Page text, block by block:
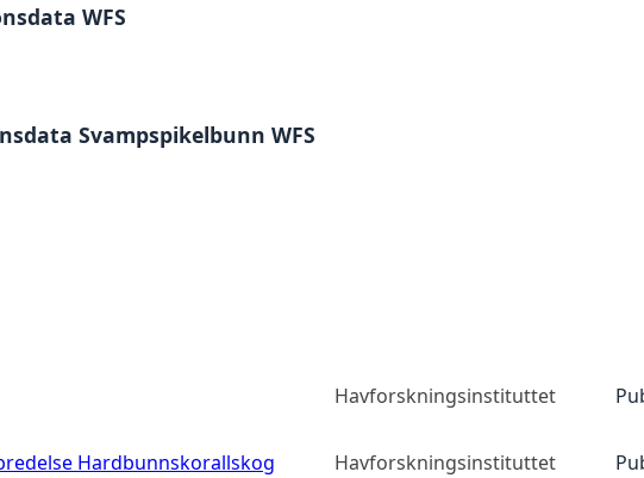
WFS
Svampspikelbunn WFS
Havforskningsinstituttet
Hardbunnskorallskog Havforskningsinstituttet